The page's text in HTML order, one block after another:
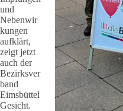
und
Nebenwir
kungen
aufklärt,
zeigt jetzt
auch der
Bezirksver
band
Eimsbüttel
Gesicht.